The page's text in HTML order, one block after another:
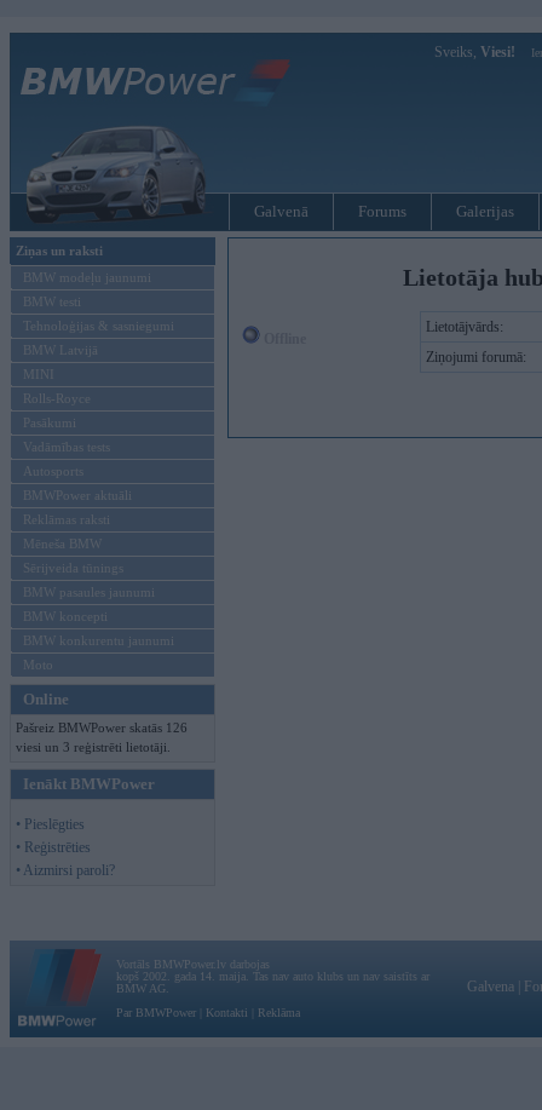
Sveiks, Viesi!
Galvenā Forums Galerijas
Ziņas un raksti
BMW modeļu jaunumi
BMW testi
Tehnoloģijas & sasniegumi
BMW Latvijā
MINI
Rolls-Royce
Pasākumi
Vadāmības tests
Autosports
BMWPower aktuāli
Reklāmas raksti
Mēneša BMW
Sērijveida tūnings
BMW pasaules jaunumi
BMW koncepti
BMW konkurentu jaunumi
Moto
Online
Pašreiz BMWPower skatās 126
viesi un 3 reģistrēti lietotāji.
Ienākt BMWPower
• Pieslēgties
• Reģistrēties
• Aizmirsi paroli?
Lietotāja
Lietotājvārds:
Ziņojumi forumā:
Vortāls BMWPower.lv darbojas
kopš 2002. gada 14. maija. Tas nav auto klubs un nav saistīts ar
BMW AG.
Par BMWPower
Kontakti Reklāma
Galvena